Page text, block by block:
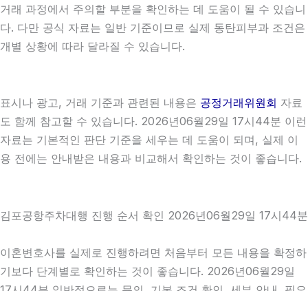
거래 과정에서 주의할 부분을 확인하는 데 도움이 될 수 있습니
다. 다만 공식 자료는 일반 기준이므로 실제 동탄피부과 조건은
개별 상황에 따라 달라질 수 있습니다.
표시나 광고, 거래 기준과 관련된 내용은 공정거래위원회 자료
도 함께 참고할 수 있습니다. 2026년06월29일 17시44분 이런
자료는 기본적인 판단 기준을 세우는 데 도움이 되며, 실제 이
용 전에는 안내받은 내용과 비교해서 확인하는 것이 좋습니다.
김포공항주차대행 진행 순서 확인 2026년06월29일 17시44분
이혼변호사를 실제로 진행하려면 처음부터 모든 내용을 확정하
기보다 단계별로 확인하는 것이 좋습니다. 2026년06월29일